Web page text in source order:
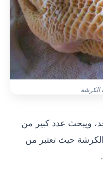
الكرشة
ويبحث عدد كبير من
حيث تعتبر من